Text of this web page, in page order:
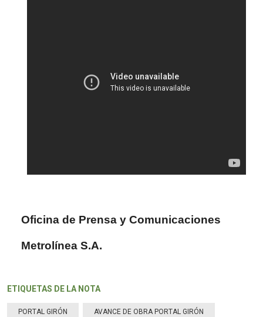
Oficina de Prensa y Comunicaciones
Metrolínea S.A.
ETIQUETAS DE LA NOTA
PORTAL GIRÓN AVANCE DE OBRA PORTAL GIRÓN